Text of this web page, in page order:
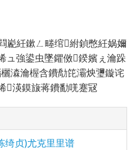
嶏紝鏉ㄥ畻绾紨鍞憋紝娲嬭
ュ強鍙虫墜鑺傚鍨嬪ぇ瀹跺
潹瀹楃含鐨勪笓灞炴瓕鏇诧
渶鏌旇蒋鐨勫唴蹇冦
绮贞)尤克里里谱